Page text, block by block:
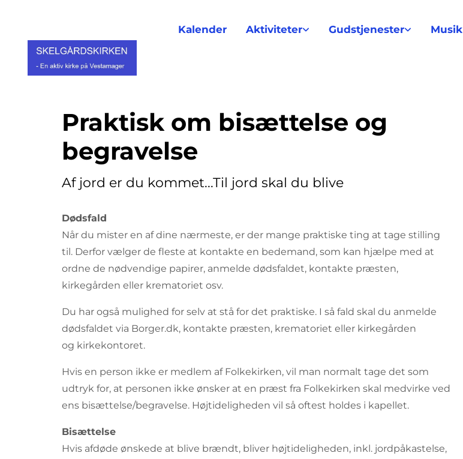
Kalender Aktiviteter Gudstjenester Musik
Praktisk om bisættelse og
begravelse
Af jord er du kommet...Til jord skal du blive
Dødsfald
Når du mister en af dine nærmeste, er der mange praktiske ting at tage stilling
til. Derfor vælger de fleste at kontakte en bedemand, som kan hjælpe med at
ordne de nødvendige papirer, anmelde dødsfaldet, kontakte præsten,
kirkegården eller krematoriet osv.
Du har også mulighed for selv at stå for det praktiske. I så fald skal du anmelde
dødsfaldet via Borger.dk, kontakte præsten, krematoriet eller kirkegården
og kirkekontoret.
Hvis en person ikke er medlem af Folkekirken, vil man normalt tage det som
udtryk for, at personen ikke ønsker at en præst fra Folkekirken skal medvirke ved
ens bisættelse/begravelse. Højtideligheden vil så oftest holdes i kapellet.
Bisættelse
Hvis afdøde ønskede at blive brændt, bliver højtideligheden, inkl. jordpåkastelse,